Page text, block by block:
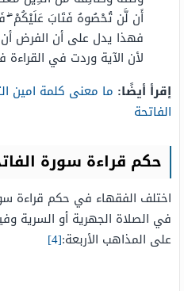
أَن لَّن تُحْصُوهُ فَتَابَ عَلَيْكُمْ
فهذا يدل على أن الفرض
لأن الآية وردت في القراءة
إقرأ أيضًا: ما معنى كلمة امين
الفاتحة
حكم قراءة سورة
اختلف الفقهاء في حكم قراءة
في الصلاة الجهرية أو السرية
على المذاهب الأربعة:[4]